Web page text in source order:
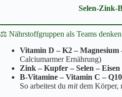
Selen-Zink-
⚖️ Nährstoffgruppen als Teams denken
Vitamin D – K2 – Magnesium
Calciumarmer Ernährung)
Zink – Kupfer – Selen – Eisen
B-Vitamine – Vitamin C – Q10
So arbeitest du mitdem Körper,